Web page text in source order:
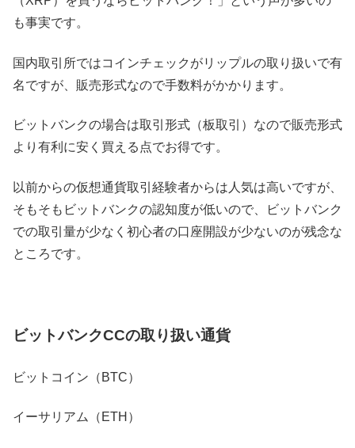
も事実です。
国内取引所ではコインチェックがリップルの取り扱いで有
名ですが、販売形式なので手数料がかかります。
ビットバンクの場合は取引形式（板取引）なので販売形式
より有利に安く買える点でお得です。
以前からの仮想通貨取引経験者からは人気は高いですが、
そもそもビットバンクの認知度が低いので、ビットバンク
での取引量が少なく初心者の口座開設が少ないのが残念な
ところです。
ビットバンクCCの取り扱い通貨
ビットコイン（BTC）
イーサリアム（ETH）